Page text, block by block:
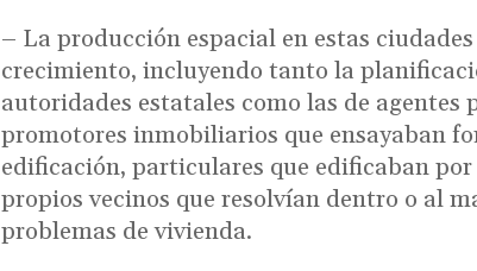
– La producción espacial en estas
crecimiento, incluyendo tanto la
autoridades estatales como las de agentes
promotores inmobiliarios que ensayaban
edificación, particulares que edificaban
propios vecinos que resolvían dentro o al
problemas de vivienda.